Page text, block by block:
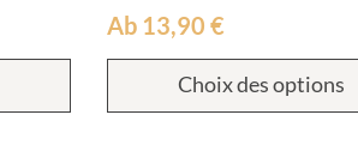
Ab 13,90 €
Choix des options